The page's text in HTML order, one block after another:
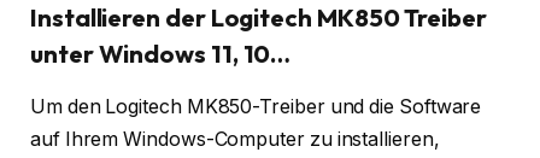
Installieren der Logitech MK850 Treiber
unter Windows 11, 10…
Um den Logitech MK850-Treiber und die Software
auf Ihrem Windows-Computer zu installieren,